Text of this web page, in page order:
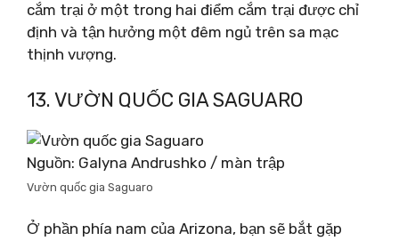
cắm trại ở một trong hai điểm cắm trại được chỉ
định và tận hưởng một đêm ngủ trên sa mạc
thịnh vượng.
13. VƯỜN QUỐC GIA SAGUARO
Nguồn: Galyna Andrushko / màn trập
Vườn quốc gia Saguaro
Ở phần phía nam của Arizona, bạn sẽ bắt gặp